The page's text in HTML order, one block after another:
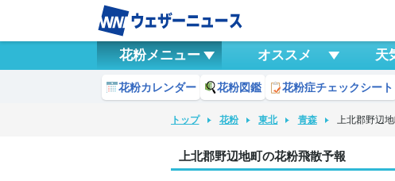
花粉メニュー オススメ 天
花粉カレンダー 花粉図鑑 花粉症チェックシート
トップ 花粉 東北 青森 上北郡野辺
上北郡野辺地町の花粉飛散予報